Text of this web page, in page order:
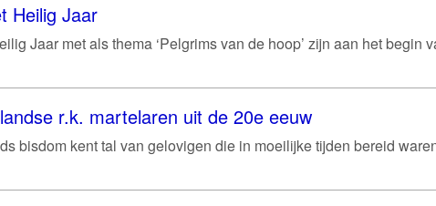
Heilig Jaar
Jaar met als thema ‘Pelgrims van de hoop’ zijn aan het begin
r.k. martelaren uit de 20e eeuw
bisdom kent tal van gelovigen die in moeilijke tijden bereid